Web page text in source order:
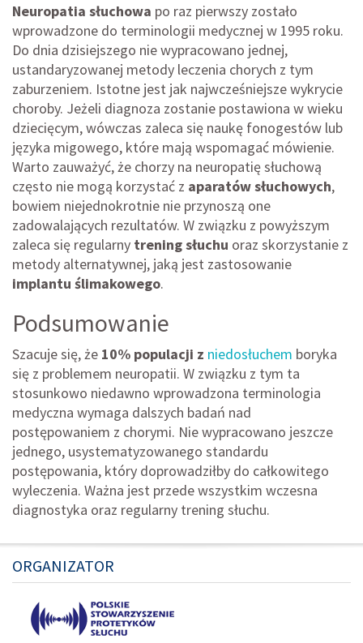
Neuropatia słuchowa po raz pierwszy zostało
wprowadzone do terminologii medycznej w 1995 roku.
Do dnia dzisiejszego nie wypracowano jednej,
ustandaryzowanej metody leczenia chorych z tym
zaburzeniem. Istotne jest jak najwcześniejsze wykrycie
choroby. Jeżeli diagnoza zostanie postawiona w wieku
dziecięcym, wówczas zaleca się naukę fonogestów lub
języka migowego, które mają wspomagać mówienie.
Warto zauważyć, że chorzy na neuropatię słuchową
często nie mogą korzystać z aparatówsłuchowych,
bowiem niejednokrotnie nie przynoszą one
zadowalających rezultatów. W związku z powyższym
zaleca się regularny trening słuchu oraz skorzystanie z
metody alternatywnej, jaką jest zastosowanie
implantu ślimakowego.
Podsumowanie
Szacuje się, że 10% populacji z niedosłuchem boryka
się z problemem neuropatii. W związku z tym ta
stosunkowo niedawno wprowadzona terminologia
medyczna wymaga dalszych badań nad
postępowaniem z chorymi. Nie wypracowano jeszcze
jednego, usystematyzowanego standardu
postępowania, który doprowadziłby do całkowitego
wyleczenia. Ważna jest przede wszystkim wczesna
diagnostyka oraz regularny trening słuchu.
ORGANIZATOR